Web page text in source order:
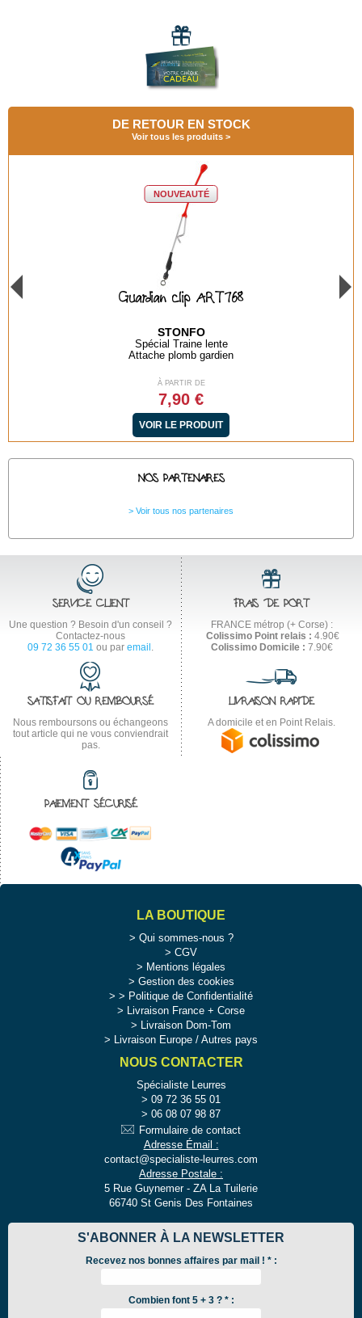
DE RETOUR EN STOCK
Voir tous les produits
NOUVEAUTÉ
Guardian clip ART768
STONFO
Spécial Traine lente
Attache plomb gardien
À PARTIR DE
7,90 €
VOIR LE PRODUIT
NOS PARTENAIRES
Voir tous nos partenaires
SERVICE CLIENT
Une question ? Besoin d'un conseil ?
Contactez-nous
09 72 36 55 01 ou par email .
FRAIS DE PORT
FRANCE métrop (+ Corse) :
Colissimo Point relais : 4.90€
Colissimo Domicile : 7.90€
SATISFAIT OU REMBOURSÉ
Nous remboursons ou échangeons
tout article qui ne vous conviendrait
pas.
LIVRAISON RAPIDE
A domicile et en Point Relais.
PAIEMENT SÉCURISÉ
LA BOUTIQUE
Qui sommes-nous ?
CGV
Mentions légales
Gestion des cookies
>
Politique de Confidentialité
Livraison France + Corse
Livraison Dom-Tom
Livraison Europe / Autres pays
NOUS CONTACTER
Spécialiste Leurres
09 72 36 55 01
06 08 07 98 87
Formulaire de contact
Adresse Émail :
contact@specialiste-leurres.com
Adresse Postale :
5 Rue Guynemer - ZA La Tuilerie
66740 St Genis Des Fontaines
S'ABONNER À LA NEWSLETTER
Recevez nos bonnes affaires par mail ! *:
Combien font 5 + 3 ? * :